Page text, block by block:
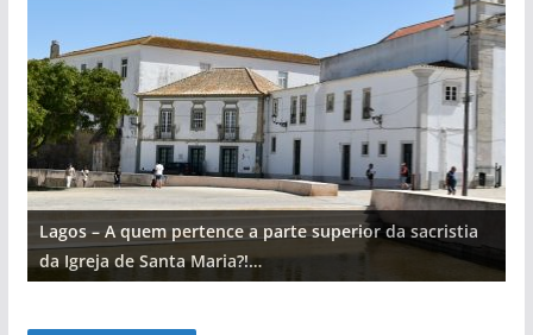
Lagos – A quem pertence a parte superior da sacristia
da Igreja de Santa Maria?!…